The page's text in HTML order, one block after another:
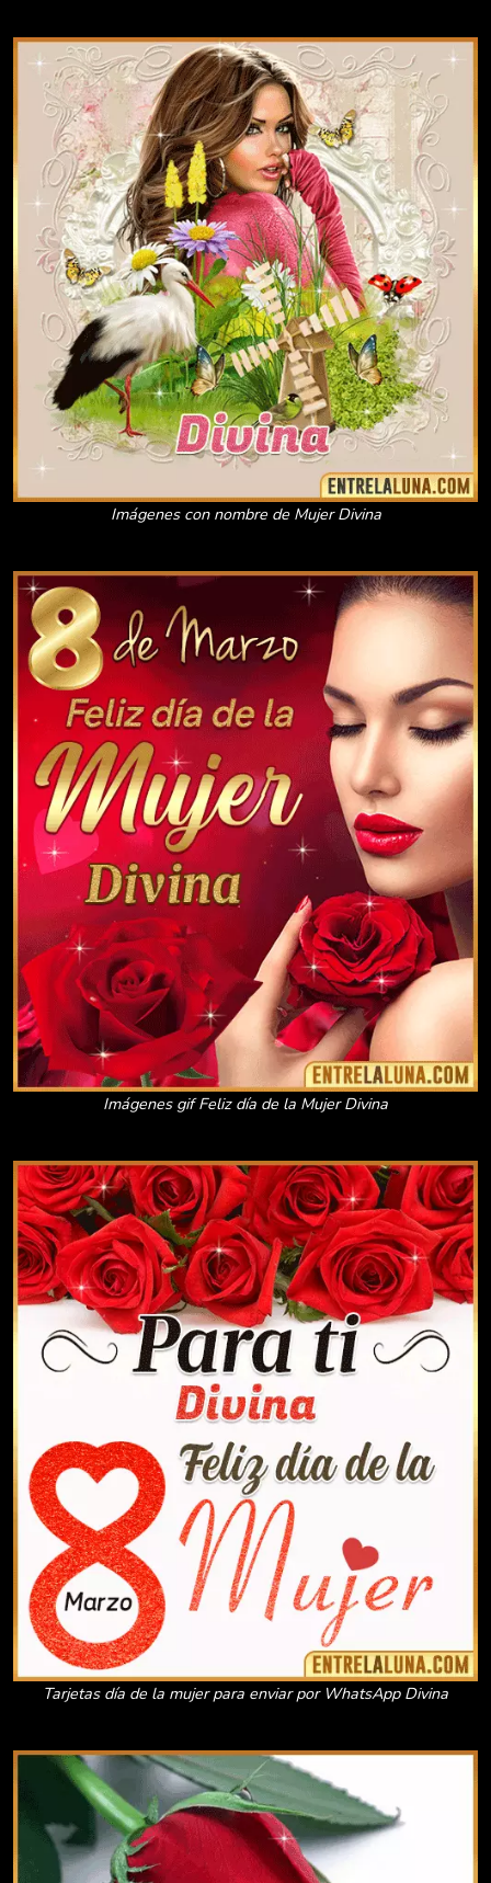
Imágenes con nombre de Mujer Divina
Imágenes gif Feliz día de la Mujer Divina
Tarjetas día de la mujer para enviar por WhatsApp Divina